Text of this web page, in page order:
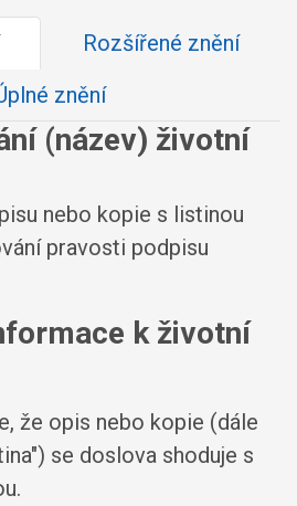
Rozšířené znění
znění
(název) životní
nebo kopie s listinou
pravosti podpisu
k životní
že opis nebo kopie (dále
se doslova shoduje s